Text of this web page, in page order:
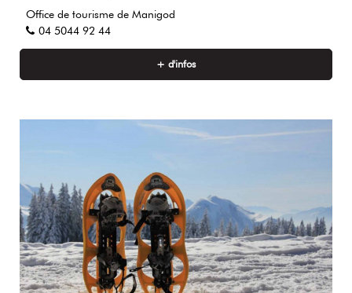
Office de tourisme de Manigod
04 5044 92 44
+ d'infos